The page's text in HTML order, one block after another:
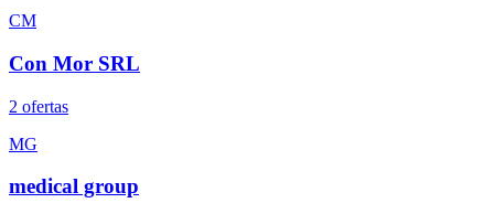
CM
Con Mor SRL
2 ofertas
MG
medical group